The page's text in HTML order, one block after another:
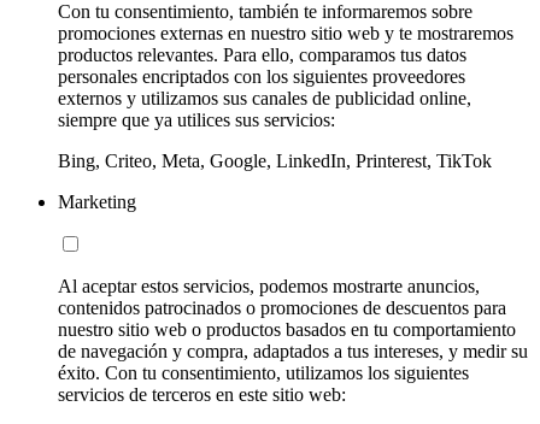
Con tu consentimiento, también te informaremos sobre
promociones externas en nuestro sitio web y te mostraremos
productos relevantes. Para ello, comparamos tus datos
personales encriptados con los siguientes proveedores
externos y utilizamos sus canales de publicidad online,
siempre que ya utilices sus servicios:
Bing, Criteo, Meta, Google, LinkedIn, Printerest, TikTok
Marketing
Al aceptar estos servicios, podemos mostrarte anuncios,
contenidos patrocinados o promociones de descuentos para
nuestro sitio web o productos basados en tu comportamiento
de navegación y compra, adaptados a tus intereses, y medir su
éxito. Con tu consentimiento, utilizamos los siguientes
servicios de terceros en este sitio web: